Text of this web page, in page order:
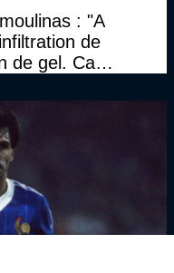
: "A
de
de gel. Ca